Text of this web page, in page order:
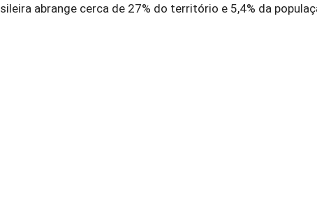
abrange cerca de 27% do território e 5,4% da